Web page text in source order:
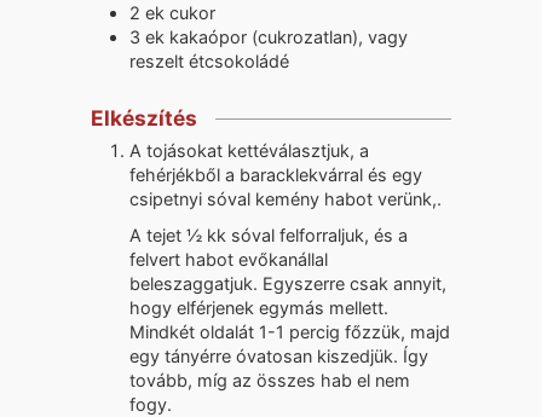
2 ek cukor
3 ek kakaópor (cukrozatlan), vagy
reszelt étcsokoládé
Elkészítés
A tojásokat kettéválasztjuk, a
fehérjékből a baracklekvárral és egy
csipetnyi sóval kemény habot verünk,.
A tejet ½ kk sóval felforraljuk, és a
felvert habot evőkanállal
beleszaggatjuk. Egyszerre csak annyit,
hogy elférjenek egymás mellett.
Mindkét oldalát 1-1 percig főzzük, majd
egy tányérre óvatosan kiszedjük. Így
tovább, míg az összes hab el nem
fogy.